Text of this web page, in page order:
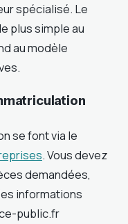
spécialisé. Le
plus simple au
au modèle
se font via le
. Vous devez
demandées,
informations
public.fr